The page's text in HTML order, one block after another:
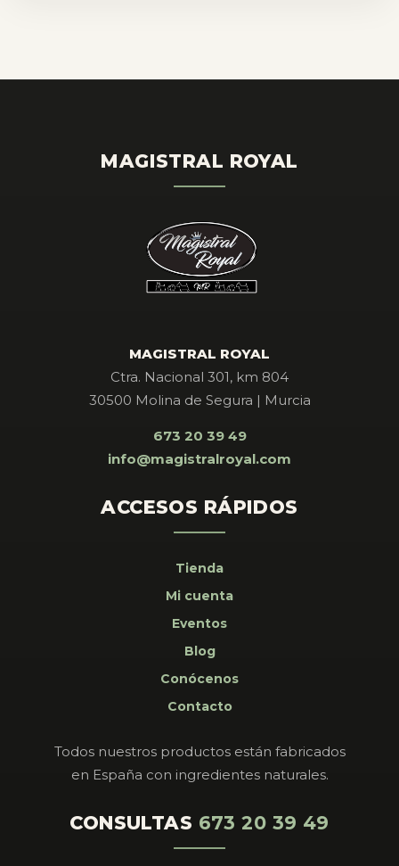
MAGISTRAL ROYAL
MAGISTRAL ROYAL
Ctra. Nacional 301, km 804
30500 Molina de Segura | Murcia
673 20 39 49
info@magistralroyal.com
ACCESOS RÁPIDOS
Tienda
Mi cuenta
Eventos
Blog
Conócenos
Contacto
Todos nuestros productos están fabricados
en España con ingredientes naturales.
CONSULTAS 673 20 39 49